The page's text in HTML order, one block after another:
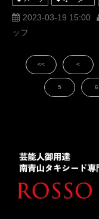
レンタルタキシード
オーダータキシード東京
レンタルタキシード名
タキシードオーダー東京
milanocollection
レンタルタキシード横
2023-03-19 15:00
ッフ
<< <
5 6